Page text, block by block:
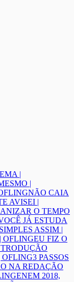
|
|
NÃO CAIA
AVISEI |
O TEMPO
JÁ ESTUDA
ASSIM |
OFLINGEU FIZ O
OFLING3 PASSOS
NA REDAÇÃO
ENEM 2018,